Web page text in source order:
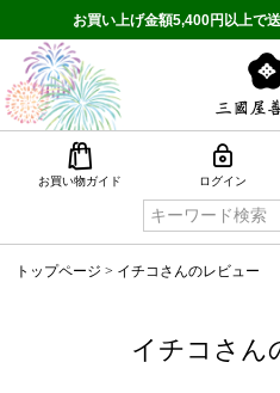
お買い上げ金額5,400円以上で
お買い物ガイド ログイン
トップページ イチコさんのレビュー
イチコさん